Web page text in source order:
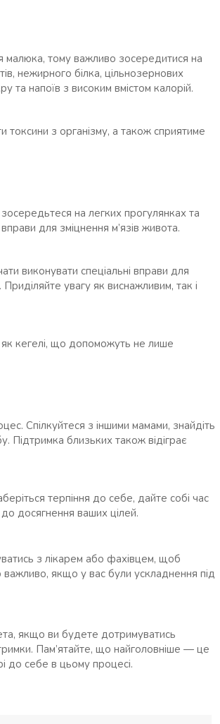
малюка, тому важливо зосередитися на
нежирного білка, цільнозернових
та напоїв з високим вмістом калорій.
з організму, а також сприятиме
на легких прогулянках та
для зміцнення м’язів живота.
виконувати спеціальні вправи для
увагу як виснажливим, так і
кегелі, що допоможуть не лише
Спілкуйтеся з іншими мамами, знайдіть
Підтримка близьких також відіграє
терпіння до себе, дайте собі час
досягнення ваших цілей.
з лікарем або фахівцем, щоб
якщо у вас були ускладнення під
якщо ви будете дотримуватись
Пам’ятайте, що найголовніше — це
до себе в цьому процесі.